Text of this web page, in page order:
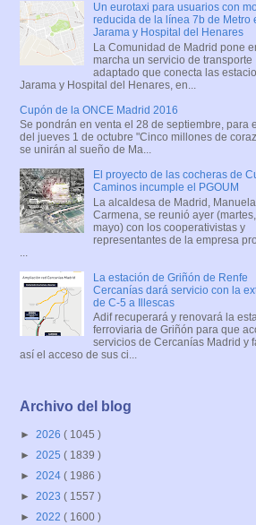
Un eurotaxi para usuarios con
reducida de la línea 7b de Metro
Jarama y Hospital del Henares
La Comunidad de Madrid pone
marcha un servicio de transporte
adaptado que conecta las
Jarama y Hospital del Henares, en...
Cupón de la ONCE Madrid 2016
Se pondrán en venta el 28 de septiembre, para
del jueves 1 de octubre "Cinco millones de
se unirán al sueño de Ma...
El proyecto de las cocheras de
Caminos incumple el PGOUM
La alcaldesa de Madrid, Manuela
Carmena, se reunió ayer
mayo) con los cooperativistas y
representantes de la empresa
La estación de Griñón de Renfe
Cercanías dará servicio con la
de C-5 a Illescas
Adif recuperará y renovará la
ferroviaria de Griñón para que
servicios de Cercanías Madrid y
así el acceso de sus ci...
Archivo del blog
► 2026 ( 1045 )
► 2025 ( 1839 )
► 2024 ( 1986 )
► 2023 ( 1557 )
► 2022 ( 1600 )